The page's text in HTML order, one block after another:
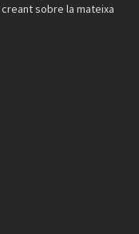
sobre la mateixa